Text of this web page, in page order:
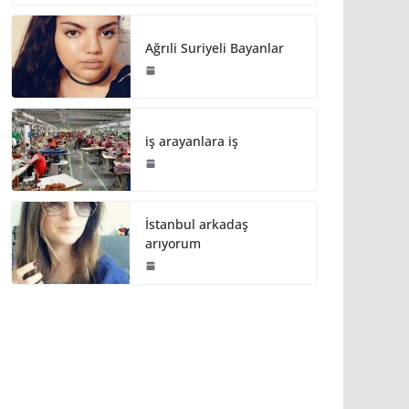
Ağrıli Suriyeli Bayanlar
iş arayanlara iş
İstanbul arkadaş
arıyorum